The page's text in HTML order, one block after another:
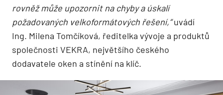
rovněž může upozornit na chyby a úskalí
požadovaných velkoformátových řešení,“uvádí
Ing. Milena Tomčíková, ředitelka vývoje a produktů
společnosti VEKRA, největšího českého
dodavatele oken a stínění na klíč.